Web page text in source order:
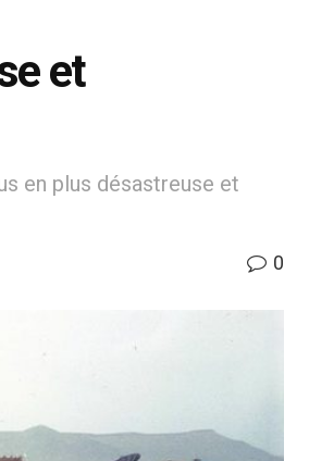
et
en plus désastreuse et
0